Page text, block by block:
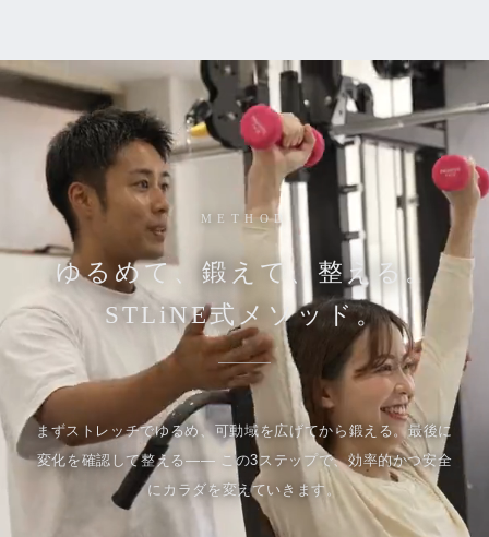
METHOD
ゆるめて、鍛えて、整える。
STLiNE式メソッド。
まずストレッチでゆるめ、可動域を広げてから鍛える。最後に
変化を確認して整える—— この3ステップで、効率的かつ安全
にカラダを変えていきます。